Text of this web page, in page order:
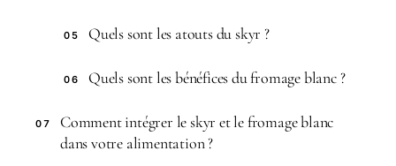
05 Quels sont les atouts du skyr ?
06 Quels sont les bénéfices du fromage blanc ?
07
Comment intégrer le skyr et le fromage blanc
dans votre alimentation ?